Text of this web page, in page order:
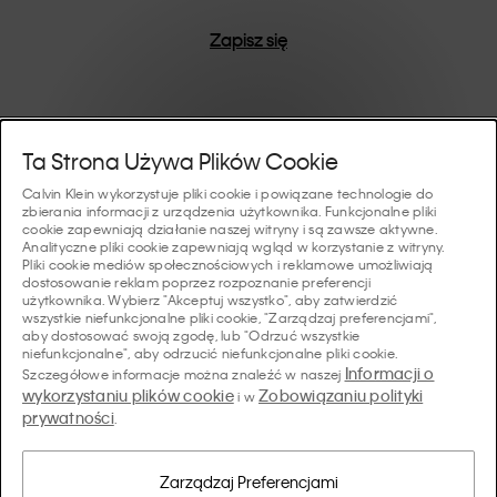
Zapisz się
Pomoc I Wsparcie
FAQ
Status zamówienia
Zamówienia i Dostawa
Zwroty i Zwroty Pieniędzy
Płatności
Tabela Rozmiarów
Kolekcje
#MYCALVINS
Calvin Klein Collection
Calvin Klein Underwear
Calvin Klein Sport
Wskazówki I Poradniki
Przewodnik po bieliźnie damskiej
Przewodnik po bieliźnie męskiej
Przewodnik po krojach jeansów damskich
O Nas
O Marce Calvin Klein
Dane Firmy
Język/ Kraj
Ta Strona Używa Plików Cookie
Calvin Klein wykorzystuje pliki cookie i powiązane technologie do
zbierania informacji z urządzenia użytkownika. Funkcjonalne pliki
cookie zapewniają działanie naszej witryny i są zawsze aktywne.
Analityczne pliki cookie zapewniają wgląd w korzystanie z witryny.
Pliki cookie mediów społecznościowych i reklamowe umożliwiają
dostosowanie reklam poprzez rozpoznanie preferencji
użytkownika. Wybierz "Akceptuj wszystko", aby zatwierdzić
wszystkie niefunkcjonalne pliki cookie, "Zarządzaj preferencjami",
aby dostosować swoją zgodę, lub "Odrzuć wszystkie
niefunkcjonalne", aby odrzucić niefunkcjonalne pliki cookie.
Szczegółowe informacje można znaleźć w naszej Informacji o
wykorzystaniu plików cookiei wZobowiązaniu polityki
prywatności.
Zarządzaj Preferencjami